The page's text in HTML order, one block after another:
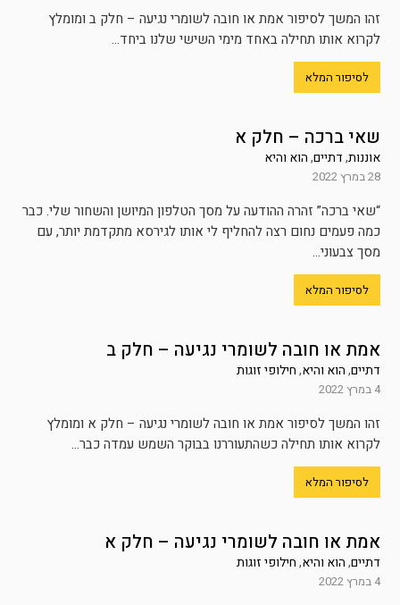
זהו המשך לסיפור אמת או חובה לשומרי נגיעה – חלק ב ומומלץ
לקרוא אותו תחילה באחד מימי השישי שלנו ביחד...
לסיפור המלא
שאי ברכה – חלק א
אוננות,דתיים,הוא והיא
28 במרץ 2022
“שאי ברכה” זהרה ההודעה על מסך הטלפון המיושן והשחור שלי. כבר
כמה פעמים נחום רצה להחליף לי אותו לגירסא מתקדמת יותר, עם
מסך צבעוני...
לסיפור המלא
אמת או חובה לשומרי נגיעה – חלק ב
דתיים,הוא והיא,חילופי זוגות
4 במרץ 2022
זהו המשך לסיפור אמת או חובה לשומרי נגיעה – חלק א ומומלץ
לקרוא אותו תחילה כשהתעוררנו בבוקר השמש עמדה כבר...
לסיפור המלא
אמת או חובה לשומרי נגיעה – חלק א
דתיים,הוא והיא,חילופי זוגות
4 במרץ 2022